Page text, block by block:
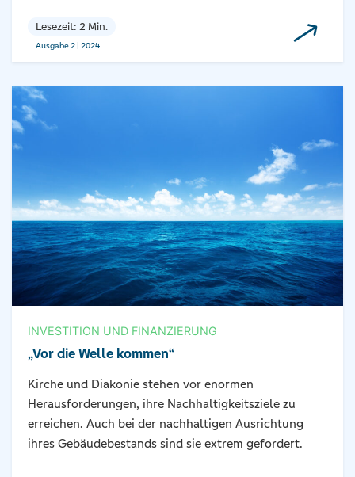
Lesezeit: 2 Min.
Ausgabe 2 | 2024
INVESTITION UND FINANZIERUNG
„Vor die Welle kommen“
Kirche und Diakonie stehen vor enormen
Herausforderungen, ihre Nachhaltigkeitsziele zu
erreichen. Auch bei der nachhaltigen Ausrichtung
ihres Gebäudebestands sind sie extrem gefordert.